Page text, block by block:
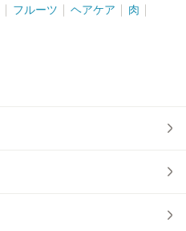
フルーツ ヘアケア 肉